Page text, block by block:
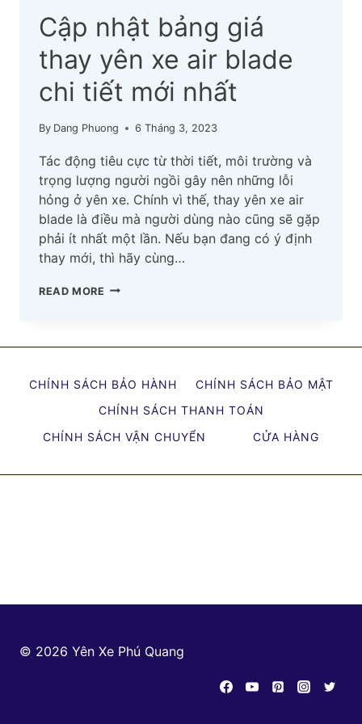
Cập nhật bảng giá
thay yên xe air blade
chi tiết mới nhất
By Dang Phuong 6 Tháng 3, 2023
Tác động tiêu cực từ thời tiết, môi trường và
trọng lượng người ngồi gây nên những lỗi
hỏng ở yên xe. Chính vì thế, thay yên xe air
blade là điều mà người dùng nào cũng sẽ gặp
phải ít nhất một lần. Nếu bạn đang có ý định
thay mới, thì hãy cùng…
READ MORE CẬP
GIÁ
YÊN
XE
BLADE
CHÍNH SÁCH BẢO HÀNH
CHÍNH SÁCH BẢO MẬT
CHÍNH SÁCH THANH TOÁN
CHÍNH SÁCH VẬN CHUYỂN
CỬA HÀNG
© 2026 Yên Xe Phú Quang